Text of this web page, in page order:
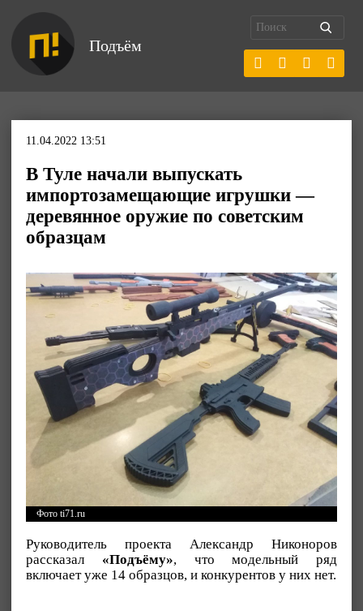
Подъём
11.04.2022 13:51
В Туле начали выпускать
импортозамещающие игрушки —
деревянное оружие по советским
образцам
Фото ti71.ru
Руководитель проекта Александр Никоноров
рассказал «Подъёму», что модельный ряд
включает уже 14 образцов, и конкурентов у них нет.